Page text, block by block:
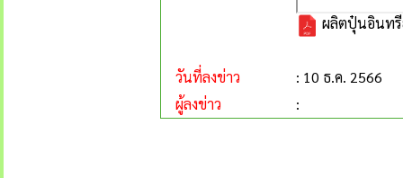
ผลิตปุ๋นอินท
วันที่ลงข่าว
: 10 ธ.ค. 2566
ผู้ลงข่าว
: